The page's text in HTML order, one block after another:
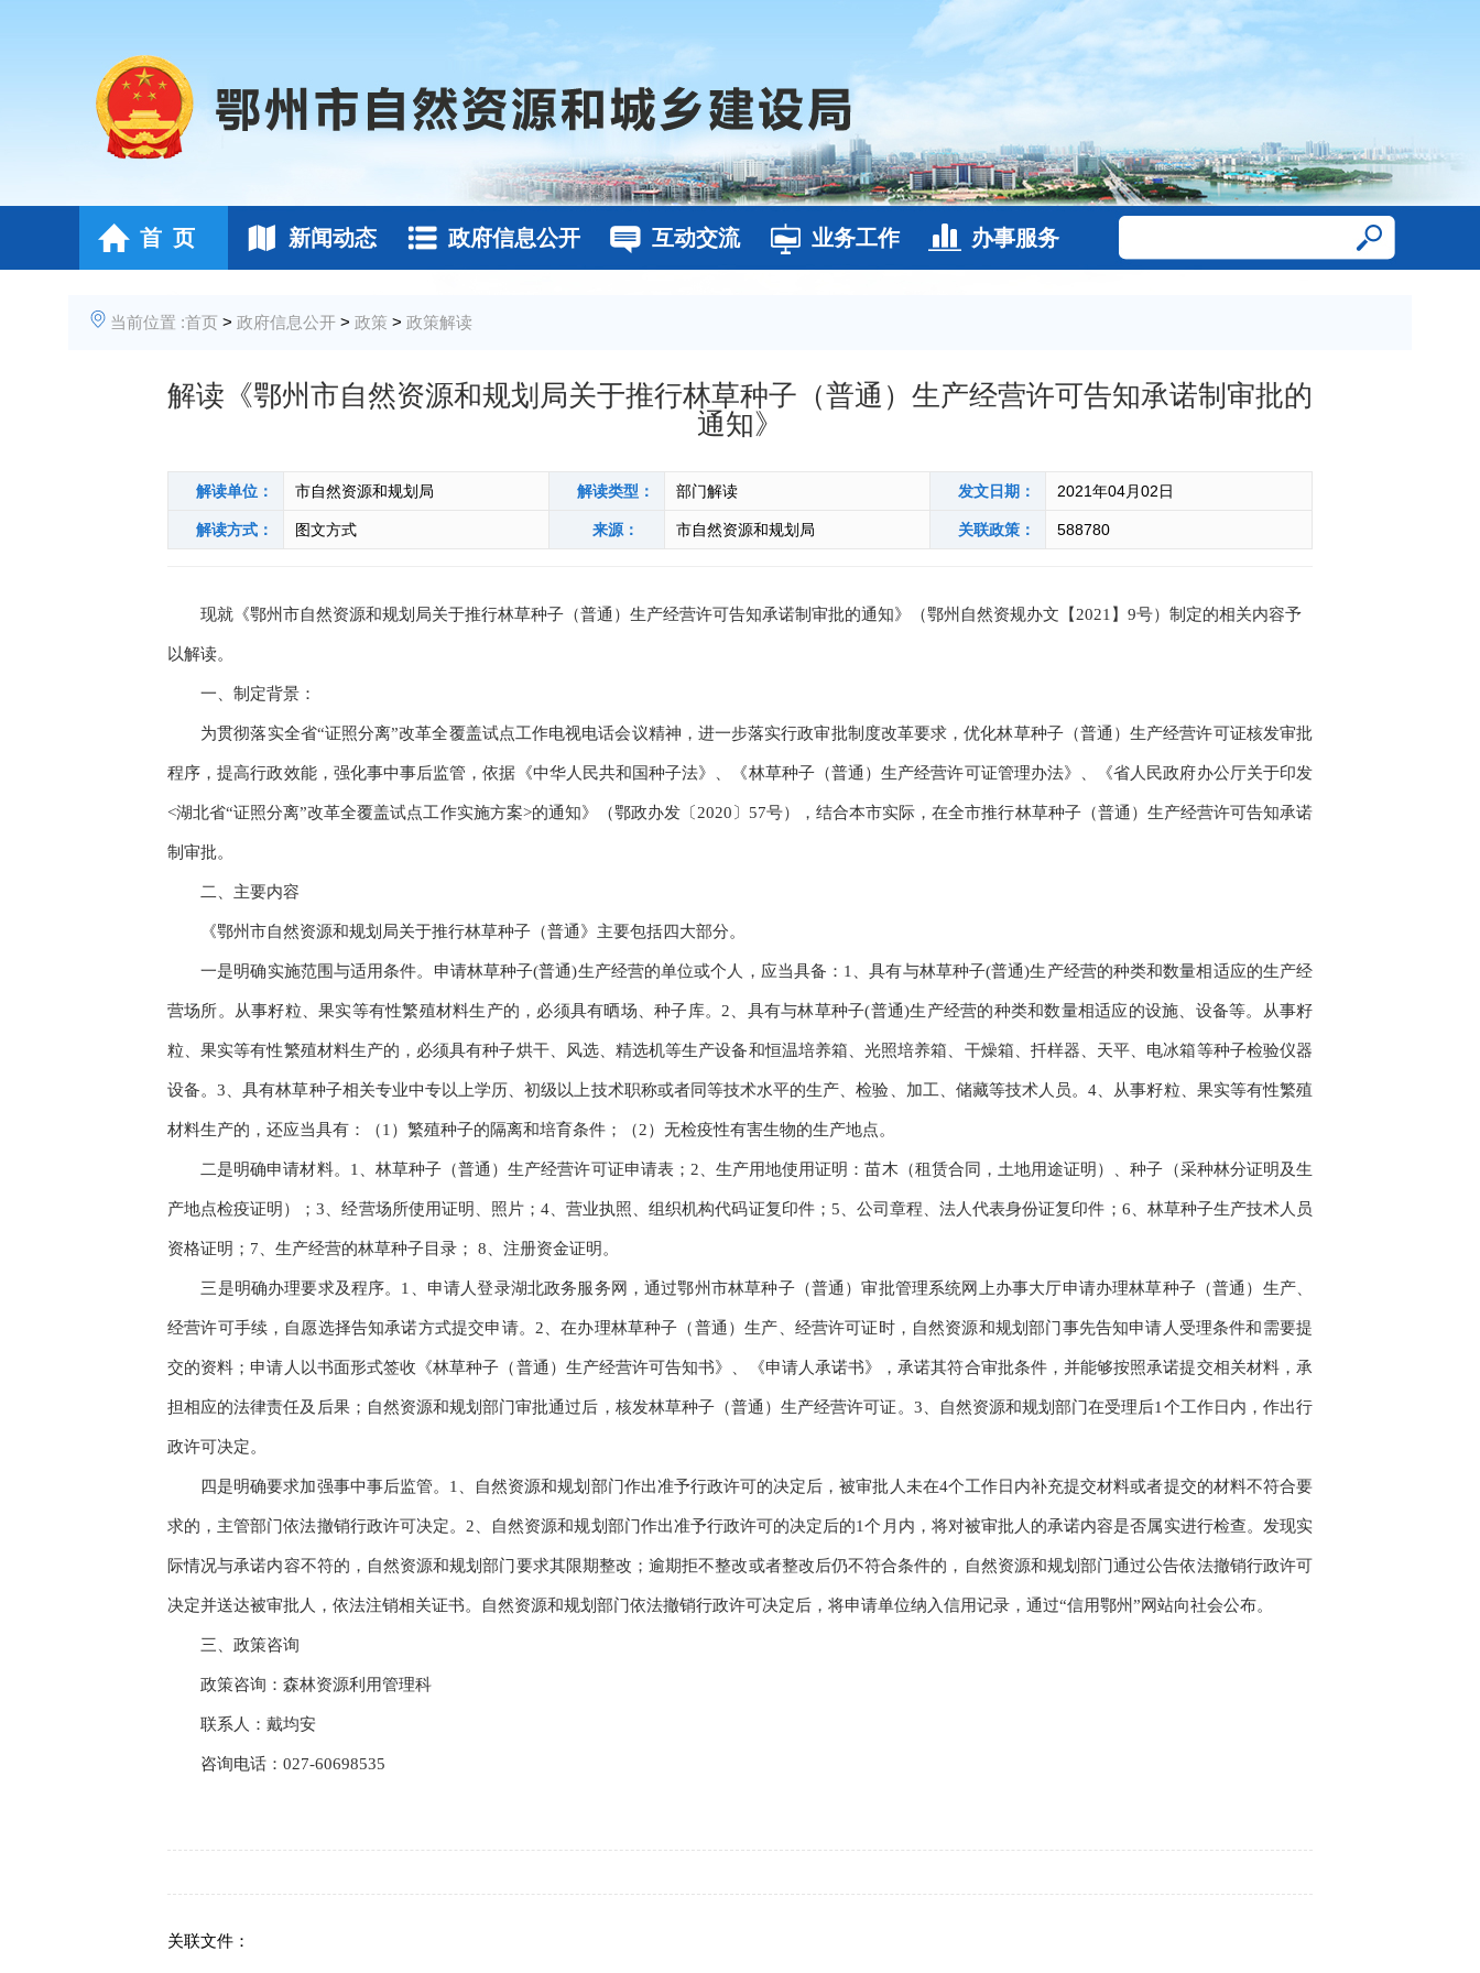
首 页 新闻动态 政府信息公开 互动交流 业务工作 办事服务
当前位置 :首页 > 政府信息公开 > 政策 > 政策解读
解读《鄂州市自然资源和规划局关于推行林草种子（普通）生产经营许可告知承诺制审批的
通知》
解读单位： 市自然资源和规划局 解读类型： 部门解读 发文日期： 2021年04月02日
解读方式： 图文方式 来源： 市自然资源和规划局 关联政策： 588780
现就《鄂州市自然资源和规划局关于推行林草种子（普通）生产经营许可告知承诺制审批的通知》（鄂州自然资规办文【2021】9号）制定的相关内容予
以解读。
一、制定背景：
为贯彻落实全省“证照分离”改革全覆盖试点工作电视电话会议精神，进一步落实行政审批制度改革要求，优化林草种子（普通）生产经营许可证核发审批
程序，提高行政效能，强化事中事后监管，依据《中华人民共和国种子法》、《林草种子（普通）生产经营许可证管理办法》、《省人民政府办公厅关于印发
<湖北省“证照分离”改革全覆盖试点工作实施方案>的通知》（鄂政办发〔2020〕57号），结合本市实际，在全市推行林草种子（普通）生产经营许可告知承诺
制审批。
二、主要内容
《鄂州市自然资源和规划局关于推行林草种子（普通》主要包括四大部分。
一是明确实施范围与适用条件。申请林草种子(普通)生产经营的单位或个人，应当具备：1、具有与林草种子(普通)生产经营的种类和数量相适应的生产经
营场所。从事籽粒、果实等有性繁殖材料生产的，必须具有晒场、种子库。2、具有与林草种子(普通)生产经营的种类和数量相适应的设施、设备等。从事籽
粒、果实等有性繁殖材料生产的，必须具有种子烘干、风选、精选机等生产设备和恒温培养箱、光照培养箱、干燥箱、扦样器、天平、电冰箱等种子检验仪器
设备。3、具有林草种子相关专业中专以上学历、初级以上技术职称或者同等技术水平的生产、检验、加工、储藏等技术人员。4、从事籽粒、果实等有性繁殖
材料生产的，还应当具有：（1）繁殖种子的隔离和培育条件；（2）无检疫性有害生物的生产地点。
二是明确申请材料。1、林草种子（普通）生产经营许可证申请表；2、生产用地使用证明：苗木（租赁合同，土地用途证明）、种子（采种林分证明及生
产地点检疫证明）；3、经营场所使用证明、照片；4、营业执照、组织机构代码证复印件；5、公司章程、法人代表身份证复印件；6、林草种子生产技术人员
资格证明；7、生产经营的林草种子目录； 8、注册资金证明。
三是明确办理要求及程序。1、申请人登录湖北政务服务网，通过鄂州市林草种子（普通）审批管理系统网上办事大厅申请办理林草种子（普通）生产、
经营许可手续，自愿选择告知承诺方式提交申请。2、在办理林草种子（普通）生产、经营许可证时，自然资源和规划部门事先告知申请人受理条件和需要提
交的资料；申请人以书面形式签收《林草种子（普通）生产经营许可告知书》、《申请人承诺书》，承诺其符合审批条件，并能够按照承诺提交相关材料，承
担相应的法律责任及后果；自然资源和规划部门审批通过后，核发林草种子（普通）生产经营许可证。3、自然资源和规划部门在受理后1个工作日内，作出行
政许可决定。
四是明确要求加强事中事后监管。1、自然资源和规划部门作出准予行政许可的决定后，被审批人未在4个工作日内补充提交材料或者提交的材料不符合要
求的，主管部门依法撤销行政许可决定。2、自然资源和规划部门作出准予行政许可的决定后的1个月内，将对被审批人的承诺内容是否属实进行检查。发现实
际情况与承诺内容不符的，自然资源和规划部门要求其限期整改；逾期拒不整改或者整改后仍不符合条件的，自然资源和规划部门通过公告依法撤销行政许可
决定并送达被审批人，依法注销相关证书。自然资源和规划部门依法撤销行政许可决定后，将申请单位纳入信用记录，通过“信用鄂州”网站向社会公布。
三、政策咨询
政策咨询：森林资源利用管理科
联系人：戴均安
咨询电话：027-60698535
关联文件：